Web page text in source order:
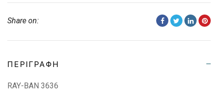
Share on:
ΠΕΡΙΓΡΑΦΉ
RAY-BAN 3636